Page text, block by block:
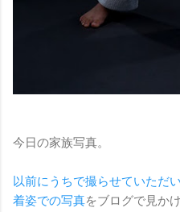
今日の家族写真。
以前にうちで撮らせていただ
着姿での写真をブログで見か